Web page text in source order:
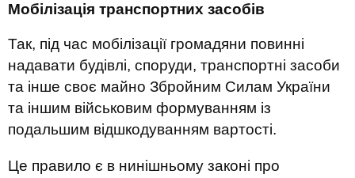
Мобілізація транспортних засобів
Так, під час мобілізації громадяни повинні
надавати будівлі, споруди, транспортні засоби
та інше своє майно Збройним Силам України
та іншим військовим формуванням із
подальшим відшкодуванням вартості.
Це правило є в нинішньому законі про